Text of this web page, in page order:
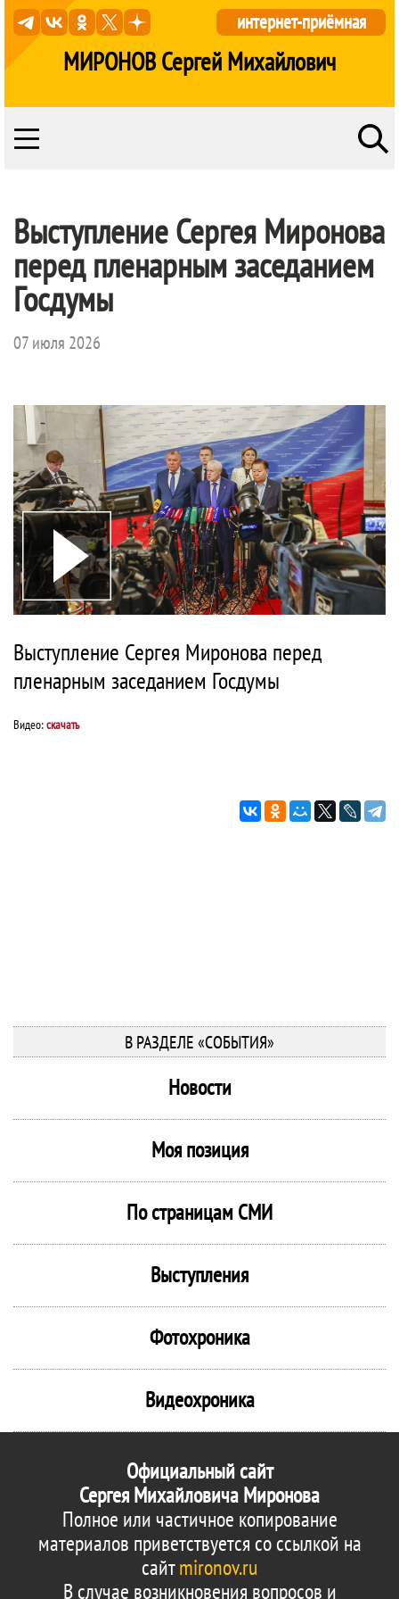
МИРОНОВ Сергей Михайлович
интернет-приёмная
Выступление Сергея Миронова
перед пленарным заседанием
Госдумы
07 июля 2026
Выступление Сергея Миронова перед
пленарным заседанием Госдумы
Видео:скачать
В РАЗДЕЛЕ «СОБЫТИЯ»
Новости
Моя позиция
По страницам СМИ
Выступления
Фотохроника
Видеохроника
Официальный сайт
Сергея Михайловича Миронова
Полное или частичное копирование
материалов приветствуется со ссылкой на
сайтmironov.ru
В случае возникновения вопросов и